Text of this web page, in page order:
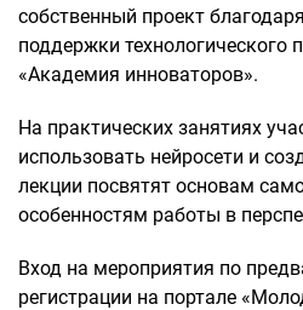
собственный проект
поддержки технологического
«Академия инноваторов».
На практических занятиях
использовать нейросети и
лекции посвятят основам
особенностям работы в
Вход на мероприятия по
регистрации на портале